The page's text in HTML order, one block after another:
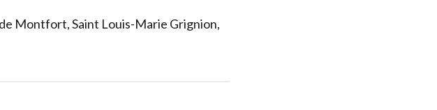
Montfort, Saint Louis-Marie Grignion,